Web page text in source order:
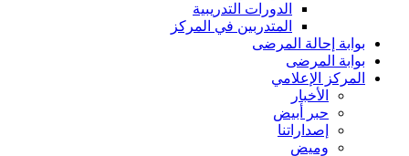
الدورات التدريبية
المتدربين في المركز
بوابة إحالة المرضى
بوابة المرضى
المركز الإعلامي
الأخبار
حبر أبيض
إصداراتنا
وميض